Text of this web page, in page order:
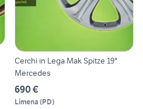
Cerchi in Lega Mak Spitze 19"
Mercedes
690 €
Limena (PD)